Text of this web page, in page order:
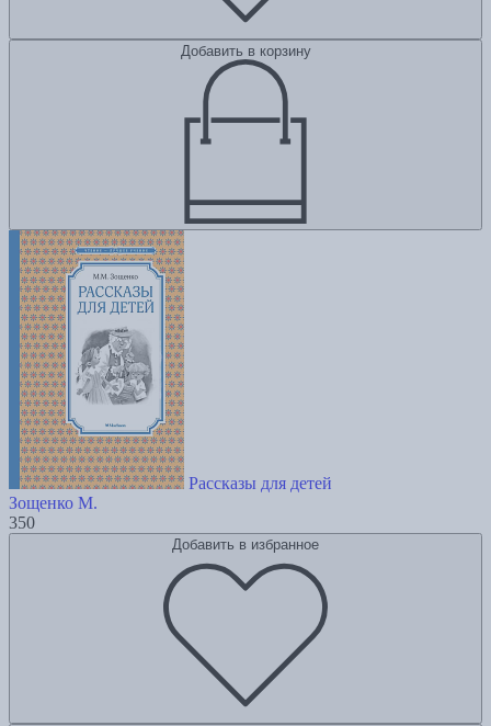
Добавить в корзину
Рассказы для детей
Зощенко М.
350
Добавить в избранное